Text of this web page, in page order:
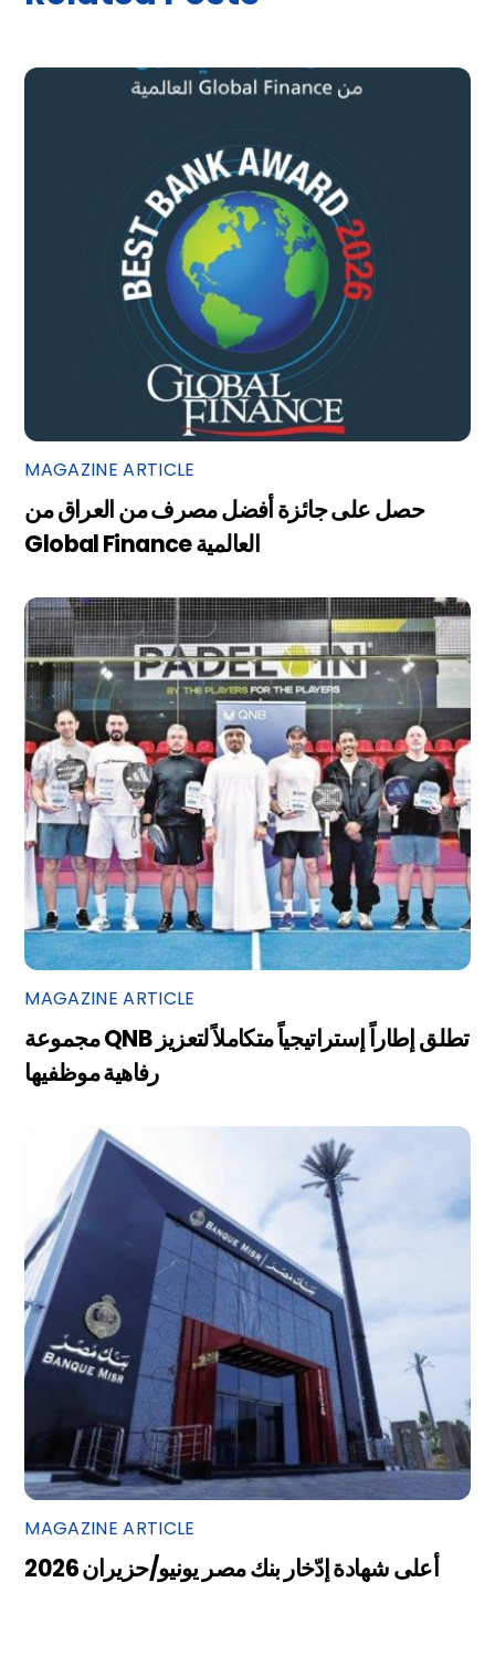
MAGAZINE ARTICLE
حصل على جائزة أفضل مصرف من العراق من
Global Finance العالمية
MAGAZINE ARTICLE
مجموعة QNB تطلق إطاراً إستراتيجياً متكاملاً لتعزيز
رفاهية موظفيها
MAGAZINE ARTICLE
أعلى شهادة إدّخار بنك مصر يونيو/حزيران 2026